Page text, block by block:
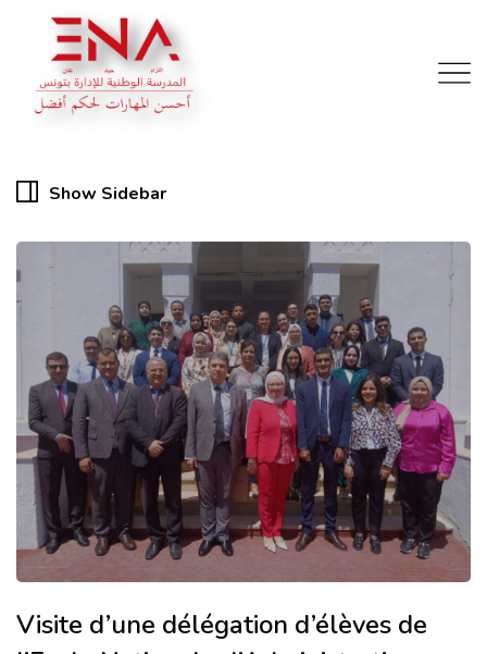
Show Sidebar
Visite d’une délégation d’élèves de